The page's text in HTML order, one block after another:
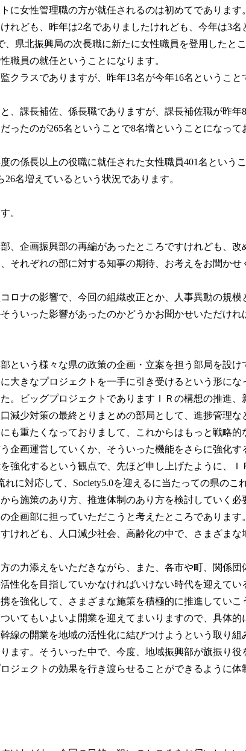
に女性管理職の方が就任されるのは初めてであります。
れども、昨年は2名でありましたけれども、今年は3名
、県北振興局の次長職に新たに女性職員を登用したと
職員の就任ということになります。
クラスでありますが、昨年13名が今年16名ということ
、課長補佐、係長職でありますが、課長補佐職が昨年
ったのが265名ということで8名増ということになって
の係長以上の役職に就任された女性職員401名という
名増えているという状況であります。
。
、企画振興部の再編があったところですけれども、改
それぞれの部に対する知事の期待、お考えをお聞かせ
ロナの影響で、今回の組織改正とか、人事異動の規模
ういった影響があったのかどうかお聞かせいただけれ
という様々な県の政策の企画・立案を担う部局を設け
大きなプロジェクトを一手に引き受けるという形にな
。ビッグプロジェクトでありますＩＲの構想の推進、
減少対策の最終とりまとめの部局として、進捗管理な
も重たくなっておりまして、これからはもっと戦略的
企画運営していくか、そういった機能をさらに強化す
強化するという観点で、先ほど申し上げたように、Ｉ
に対応して、Society5.0を迎えるに当たっての県のこ
ら施策のあり方、推進体制のあり方を検討していく必
企画部に担っていただこうと考えたところであります。
けれども、人口減少社会、高齢化の中で、さまざまな
の力添えをいただきながら、また、各市や町、関係団
性化を目指していかなければいけない時代を迎えてい
を強化して、さまざまな施策を積極的に推進していこ
いてもいよいよ開業を迎えてまいりますので、具体的
線の開業を地域の活性化に結びつけようという取り組
ます。そういった中で、今度、地域振興部が旗振り役
ジェクトの効果を行き渡らせることができるように体